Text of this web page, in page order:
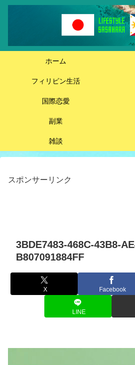
ホーム
フィリピン生活
国際恋愛
副業
雑談
スポンサーリンク
3BDE7483-468C-43B8-
B807091884FF
X Facebook
LINE